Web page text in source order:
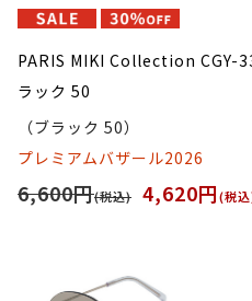
PARIS MIKI Collection CGY-
ラック 50
（ブラック 50）
プレミアムバザール2026
6,600円(税込) 4,620円(税